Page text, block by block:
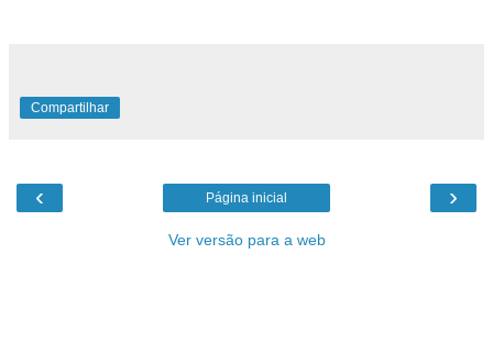
Compartilhar
‹ ›
Página inicial
Ver versão para a web